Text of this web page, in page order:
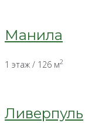
Манила
1 этаж / 126 м2
Ливерпуль